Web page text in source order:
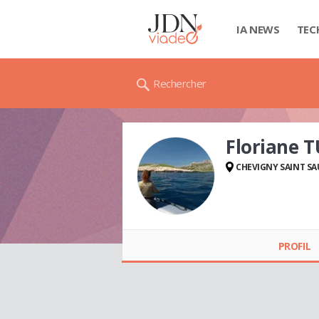
IA NEWS
Rechercher
Floriane
CHEVIGNY SAINT
PROFIL